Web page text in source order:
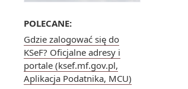
POLECANE:
Gdzie zalogować się do
KSeF? Oficjalne adresy i
portale (ksef.mf.gov.pl,
Aplikacja Podatnika, MCU)